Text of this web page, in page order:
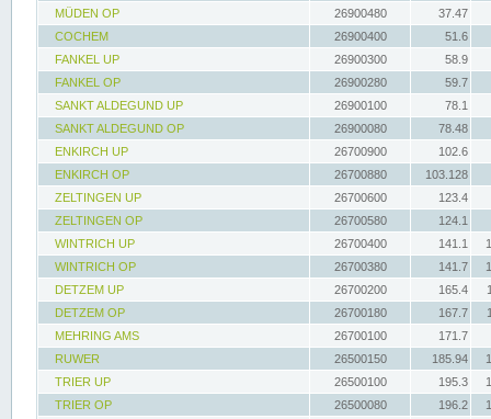
MÜDEN OP
26900480
37.47
COCHEM
26900400
51.6
FANKEL UP
26900300
58.9
FANKEL OP
26900280
59.7
SANKT ALDEGUND UP
26900100
78.1
SANKT ALDEGUND OP
26900080
78.48
ENKIRCH UP
26700900
102.6
ENKIRCH OP
26700880
103.128
ZELTINGEN UP
26700600
123.4
ZELTINGEN OP
26700580
124.1
WINTRICH UP
26700400 141.1
WINTRICH OP
26700380 141.7
DETZEM UP
26700200 165.4
DETZEM OP
26700180 167.7
MEHRING AMS
26700100
171.7
RUWER
26500150 185.94
TRIER UP
26500100 195.3
TRIER OP
26500080 196.2